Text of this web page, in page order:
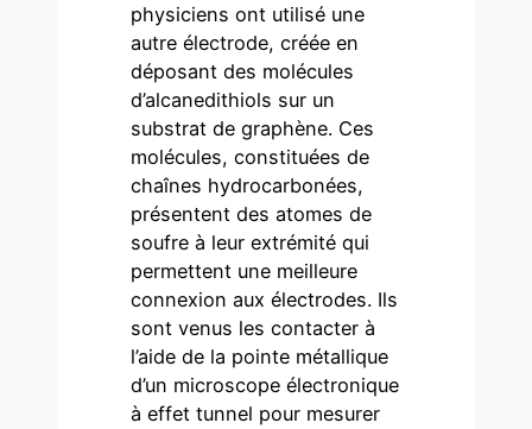
physiciens ont utilisé une
autre électrode, créée en
déposant des molécules
d’alcanedithiols sur un
substrat de graphène. Ces
molécules, constituées de
chaînes hydrocarbonées,
présentent des atomes de
soufre à leur extrémité qui
permettent une meilleure
connexion aux électrodes. Ils
sont venus les contacter à
l’aide de la pointe métallique
d’un microscope électronique
à effet tunnel pour mesurer